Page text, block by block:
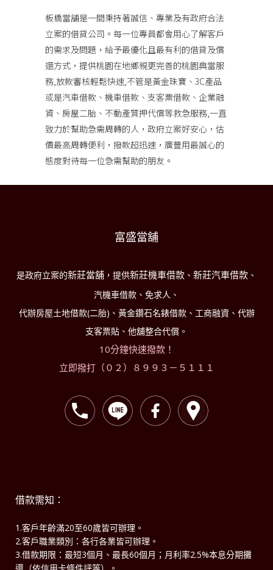
板橋當舖是一間秉持著誠信、專業及有政府合法
立案的借貸公司。每一位專員都會用心了解客戶
的需求及問題，給予最優化且最有利的借貸及償
還方式，提供桃園在地鄉親更完善的桃園典當服
務,放款審核輕鬆快速,不管是黃金珠寶、3C產品
或是汽車借款、機車借款、支客票借款、企業融
資、房屋二胎、不動產質押代償等救急服務,一直
致力於幫助急需周轉的人，政府立案好安心，估
價最高周轉便利，撥款超迅速，廣豐用最誠心的
態度對待每一位急需幫助的朋友。
富盛當舖
是政府立案的新莊當舖 ，提供新莊機車借款 、 新莊汽車借款 、
汽機車借款、免求人、
代辦房屋土地借款(二胎)、黃金鑽石名錶借款、工商融資、代辦
支客票貼、他舖整合代償。
10分鐘快速撥款！
立即撥打（０２）８９９３－５１１１
借款需知：
1.客戶年齡滿20至60歲皆可辦理。
2.客戶職業類別：各行各業皆可辦理。
3.借款期限：最短3個月、最長60個月；月利率2.5%本息分期攤